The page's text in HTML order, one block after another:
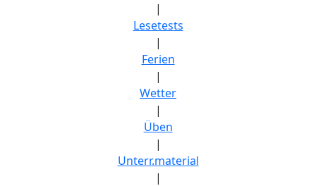
|
Lesetests
|
Ferien
|
Wetter
|
Üben
|
Unterr.material
|